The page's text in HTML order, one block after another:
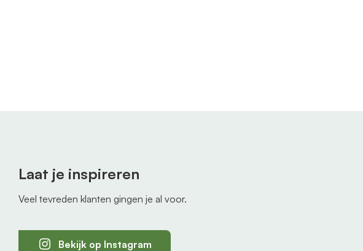
Laat je inspireren
Veel tevreden klanten gingen je al voor.
Bekijk op Instagram